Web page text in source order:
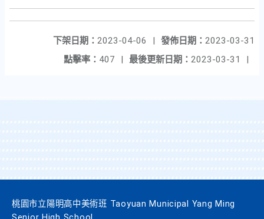
發佈日期： 2023-03-31
下架日期： 2023-04-06
|
最後更新日期： 2023-03-31 |
點擊率： 407 |
桃園市立陽明高中美術班 Taoyuan Municipal Yang Ming